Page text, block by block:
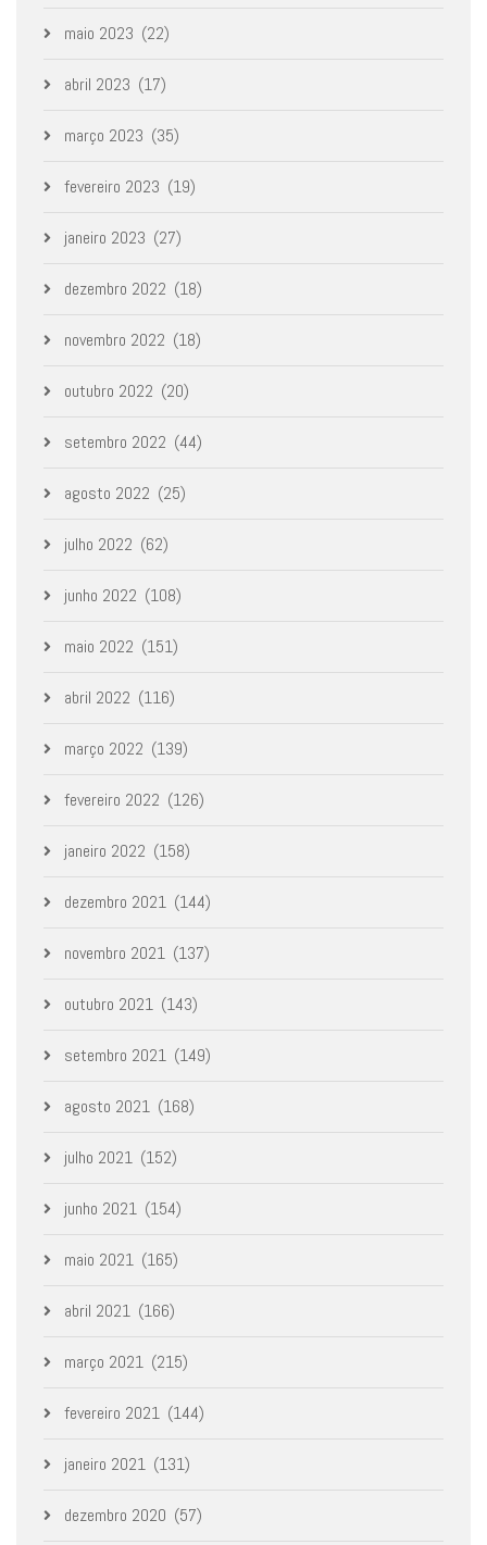
maio 2023 (22)
abril 2023 (17)
março 2023 (35)
fevereiro 2023 (19)
janeiro 2023 (27)
dezembro 2022 (18)
novembro 2022 (18)
outubro 2022 (20)
setembro 2022 (44)
agosto 2022 (25)
julho 2022 (62)
junho 2022 (108)
maio 2022 (151)
abril 2022 (116)
março 2022 (139)
fevereiro 2022 (126)
janeiro 2022 (158)
dezembro 2021 (144)
novembro 2021 (137)
outubro 2021 (143)
setembro 2021 (149)
agosto 2021 (168)
julho 2021 (152)
junho 2021 (154)
maio 2021 (165)
abril 2021 (166)
março 2021 (215)
fevereiro 2021 (144)
janeiro 2021 (131)
dezembro 2020 (57)